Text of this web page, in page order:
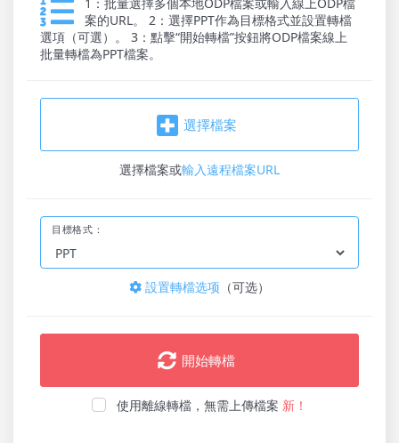
案的URL。 2：選擇PPT作為目標格式並設置轉檔
選項（可選）。 3：點擊“開始轉檔”按鈕將ODP檔案線上
批量轉檔為PPT檔案。
選擇檔案
選擇檔案或輸入遠程檔案URL
目標格式：
設置轉檔选项 （可选）
開始轉檔
使用離線轉檔，無需上傳檔案 新！